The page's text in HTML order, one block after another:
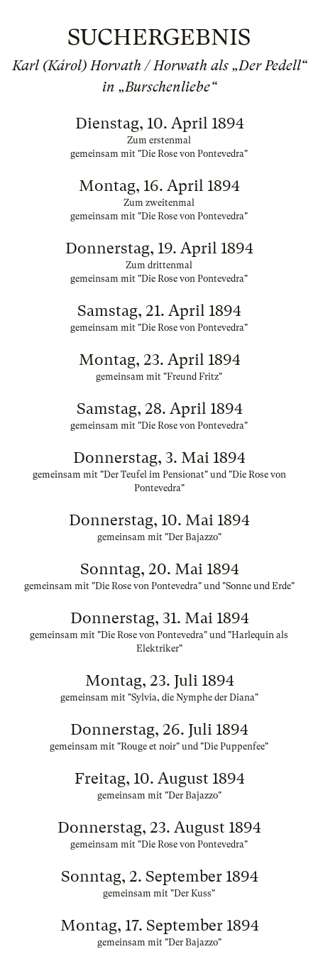
SUCHERGEBNIS
Karl (Károl) Horvath / Horwath als „Der Pedell“
in „Burschenliebe“
Dienstag, 10. April 1894
Zum erstenmal
gemeinsam mit "Die Rose von Pontevedra"
Montag, 16. April 1894
Zum zweitenmal
gemeinsam mit "Die Rose von Pontevedra"
Donnerstag, 19. April 1894
Zum drittenmal
gemeinsam mit "Die Rose von Pontevedra"
Samstag, 21. April 1894
gemeinsam mit "Die Rose von Pontevedra"
Montag, 23. April 1894
gemeinsam mit "Freund Fritz"
Samstag, 28. April 1894
gemeinsam mit "Die Rose von Pontevedra"
Donnerstag, 3. Mai 1894
gemeinsam mit "Der Teufel im Pensionat" und "Die Rose von
Pontevedra"
Donnerstag, 10. Mai 1894
gemeinsam mit "Der Bajazzo"
Sonntag, 20. Mai 1894
gemeinsam mit "Die Rose von Pontevedra" und "Sonne und Erde"
Donnerstag, 31. Mai 1894
gemeinsam mit "Die Rose von Pontevedra" und "Harlequin als
Elektriker"
Montag, 23. Juli 1894
gemeinsam mit "Sylvia, die Nymphe der Diana"
Donnerstag, 26. Juli 1894
gemeinsam mit "Rouge et noir" und "Die Puppenfee"
Freitag, 10. August 1894
gemeinsam mit "Der Bajazzo"
Donnerstag, 23. August 1894
gemeinsam mit "Die Rose von Pontevedra"
Sonntag, 2. September 1894
gemeinsam mit "Der Kuss"
Montag, 17. September 1894
gemeinsam mit "Der Bajazzo"